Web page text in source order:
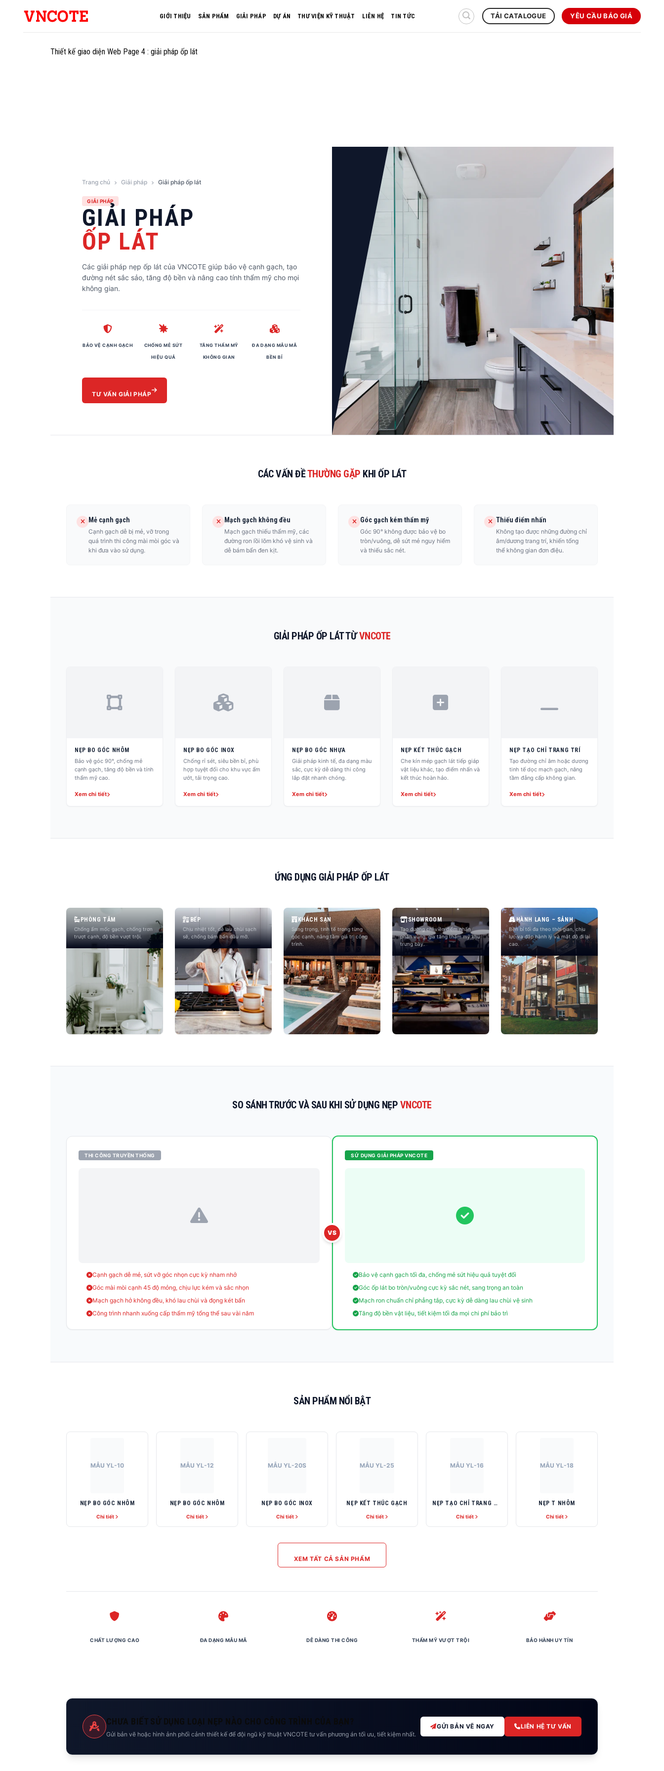
GIỚI THIỆU SẢN PHẨM GIẢI PHÁP DỰ ÁN THƯ VIỆN KỸ THUẬT LIÊN HỆ TIN TỨC TẢI CATALOGUE YÊU CẦU BÁO GIÁ
Thiết kế giao diện Web Page 4 : giải pháp ốp lát
Trang chủ Giải pháp Giải pháp ốp lát
GIẢI PHÁP
GIẢI PHÁP
ỐP LÁT
Các giải pháp nẹp ốp lát của VNCOTE giúp bảo vệ cạnh gạch, tạo
đường nét sắc sảo, tăng độ bền và nâng cao tính thẩm mỹ cho mọi
không gian.
BẢO VỆ CẠNH GẠCH CHỐNG MẺ SỨT
HIỆU QUẢ
TĂNG THẨM MỸ
KHÔNG GIAN
ĐA DẠNG MẪU MÃ
BỀN BỈ
TƯ VẤN GIẢI PHÁP
CÁC VẤN ĐỀTHƯỜNG GẶP KHI ỐP LÁT
Mẻ cạnh gạch
Cạnh gạch dễ bị mẻ, vỡ trong
quá trình thi công mài mòi góc và
khi đưa vào sử dụng.
Mạch gạch không đều
Mạch gạch thiếu thẩm mỹ, các
đường ron lồi lõm khó vệ sinh và
dễ bám bẩn đen kịt.
Góc gạch kém thẩm mỹ
Góc 90° không được bảo vệ bo
tròn/vuông, dễ sứt mẻ nguy hiểm
và thiếu sắc nét.
Thiếu điểm nhấn
Không tạo được những đường chỉ
âm/dương trang trí, khiến tổng
thể không gian đơn điệu.
GIẢI PHÁP ỐP LÁT TỪVNCOTE
NẸP BO GÓC NHÔM
Bảo vệ góc 90°, chống mẻ
cạnh gạch, tăng độ bền và tính
thẩm mỹ cao.
Xem chi tiết
NẸP BO GÓC INOX
Chống rỉ sét, siêu bền bỉ, phù
hợp tuyệt đối cho khu vực ẩm
ướt, tải trọng cao.
Xem chi tiết
NẸP BO GÓC NHỰA
Giải pháp kinh tế, đa dạng màu
sắc, cực kỳ dễ dàng thi công
lắp đặt nhanh chóng.
Xem chi tiết
NẸP KẾT THÚC GẠCH
Che kín mép gạch lát tiếp giáp
vật liệu khác, tạo điểm nhấn và
kết thúc hoàn hảo.
Xem chi tiết
NẸP TẠO CHỈ TRANG TRÍ
Tạo đường chỉ âm hoặc dương
tinh tế dọc mạch gạch, nâng
tầm đẳng cấp không gian.
Xem chi tiết
ỨNG DỤNG GIẢI PHÁP ỐP LÁT
PHÒNG TẮM
Chống ẩm mốc gạch, chống trơn
trượt cạnh, độ bền vượt trội.
BẾP
Chịu nhiệt tốt, dễ lau chùi sạch
sẽ, chống bám bẩn dầu mỡ.
KHÁCH SẠN
Sang trọng, tinh tế trong từng
góc cạnh, nâng tầm giá trị công
trình.
SHOWROOM
Tạo đường chỉ viền điểm nhấn
phân vùng, gia tăng thẩm mỹ khu
trưng bày.
HÀNH LANG – SẢNH
Bền bỉ tối đa theo thời gian, chịu
lực va đập hành lý và mật độ đi lại
cao.
SO SÁNH TRƯỚC VÀ SAU KHI SỬ DỤNG NẸP VNCOTE
THI CÔNG TRUYỀN THỐNG
Cạnh gạch dễ mẻ, sứt vỡ góc nhọn cực kỳ nham nhở
Góc mài mòi cạnh 45 độ mỏng, chịu lực kém và sắc nhọn
Mạch gạch hở không đều, khó lau chùi và đọng két bẩn
Công trình nhanh xuống cấp thẩm mỹ tổng thể sau vài năm
VS
SỬ DỤNG GIẢI PHÁP VNCOTE
Bảo vệ cạnh gạch tối đa, chống mẻ sứt hiệu quả tuyệt đối
Góc ốp lát bo tròn/vuông cực kỳ sắc nét, sang trọng an toàn
Mạch ron chuẩn chỉ phẳng tắp, cực kỳ dễ dàng lau chùi vệ sinh
Tăng độ bền vật liệu, tiết kiệm tối đa mọi chi phí bảo trì
SẢN PHẨM NỔI BẬT
MẪU YL-10
NẸP BO GÓC NHÔM
Chi tiết
MẪU YL-12
NẸP BO GÓC NHÔM
Chi tiết
MẪU YL-20S
NẸP BO GÓC INOX
Chi tiết
MẪU YL-25
NẸP KẾT THÚC GẠCH
Chi tiết
MẪU YL-16
NẸP TẠO CHỈ TRANG TRÍ
Chi tiết
MẪU YL-18
NẸP T NHÔM
Chi tiết
XEM TẤT CẢ SẢN PHẨM
CHẤT LƯỢNG CAO ĐA DẠNG MẪU MÃ DỄ DÀNG THI CÔNG THẨM MỸ VƯỢT TRỘI BẢO HÀNH UY TÍN
CHƯA BIẾT SỬ DỤNG LOẠI NẸP NÀO CHO CÔNG TRÌNH CỦA BẠN?
Gửi bản vẽ hoặc hình ảnh phối cảnh thiết kế để đội ngũ kỹ thuật VNCOTE tư vấn phương án tối ưu, tiết kiệm nhất.
GỬI BẢN VẼ NGAY LIÊN HỆ TƯ VẤN